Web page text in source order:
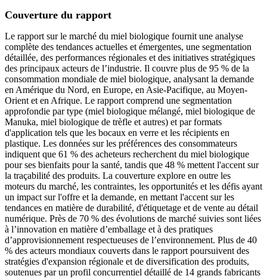
Couverture du rapport
Le rapport sur le marché du miel biologique fournit une analyse
complète des tendances actuelles et émergentes, une segmentation
détaillée, des performances régionales et des initiatives stratégiques
des principaux acteurs de l’industrie. Il couvre plus de 95 % de la
consommation mondiale de miel biologique, analysant la demande
en Amérique du Nord, en Europe, en Asie-Pacifique, au Moyen-
Orient et en Afrique. Le rapport comprend une segmentation
approfondie par type (miel biologique mélangé, miel biologique de
Manuka, miel biologique de trèfle et autres) et par formats
d'application tels que les bocaux en verre et les récipients en
plastique. Les données sur les préférences des consommateurs
indiquent que 61 % des acheteurs recherchent du miel biologique
pour ses bienfaits pour la santé, tandis que 48 % mettent l'accent sur
la traçabilité des produits. La couverture explore en outre les
moteurs du marché, les contraintes, les opportunités et les défis ayant
un impact sur l'offre et la demande, en mettant l'accent sur les
tendances en matière de durabilité, d'étiquetage et de vente au détail
numérique. Près de 70 % des évolutions de marché suivies sont liées
à l’innovation en matière d’emballage et à des pratiques
d’approvisionnement respectueuses de l’environnement. Plus de 40
% des acteurs mondiaux couverts dans le rapport poursuivent des
stratégies d'expansion régionale et de diversification des produits,
soutenues par un profil concurrentiel détaillé de 14 grands fabricants